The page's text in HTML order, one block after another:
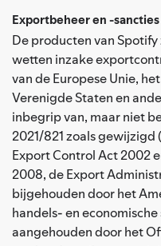
Exportbeheer en -sancties
De producten van
wetten inzake
van de Europese Unie,
Verenigde Staten en
inbegrip van, maar niet
2021/821 zoals gewijzigd
Export Control Act 2002
2008, de Export
bijgehouden door het
handels- en
aangehouden door het